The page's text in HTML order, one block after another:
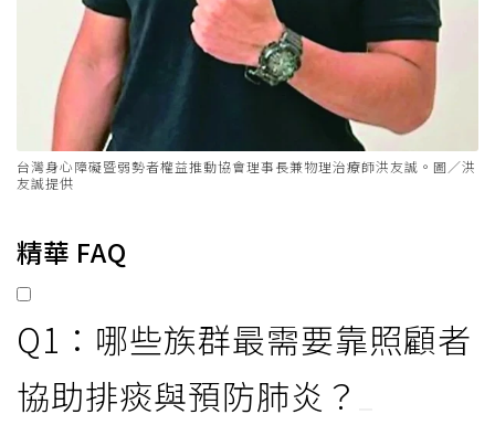
台灣身心障礙暨弱勢者權益推動協會理事長兼物理治療師洪友誠。圖／洪
友誠提供
精華 FAQ
Q1：哪些族群最需要靠照顧者
協助排痰與預防肺炎？